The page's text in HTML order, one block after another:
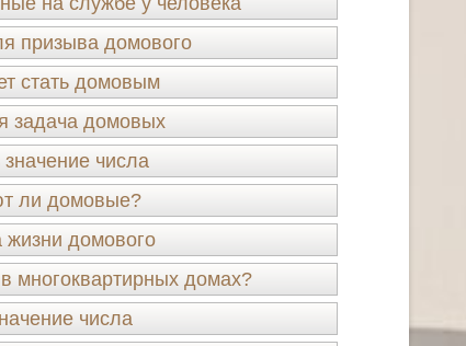
призыва домового
стать домовым
задача домовых
числа
ли домовые?
жизни домового
многоквартирных домах?
числа